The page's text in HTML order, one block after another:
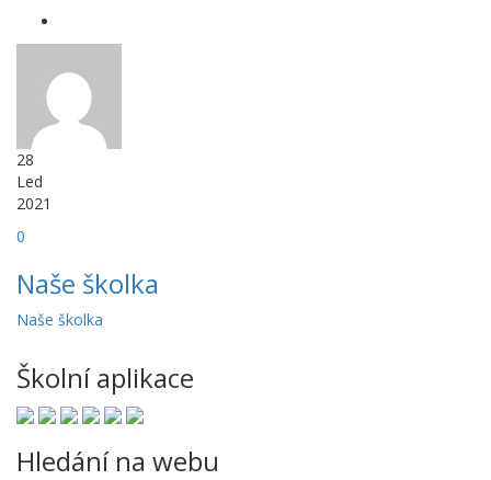
28
Led
2021
0
Naše školka
Naše školka
Školní aplikace
Hledání na webu